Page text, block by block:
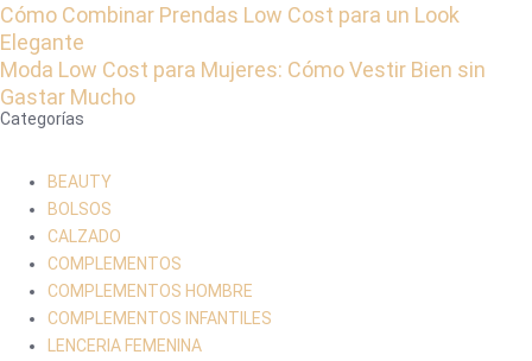
Cómo Combinar Prendas Low Cost para un Look
Elegante
Moda Low Cost para Mujeres: Cómo Vestir Bien sin
Gastar Mucho
Categorías
BEAUTY
BOLSOS
CALZADO
COMPLEMENTOS
COMPLEMENTOS HOMBRE
COMPLEMENTOS INFANTILES
LENCERIA FEMENINA